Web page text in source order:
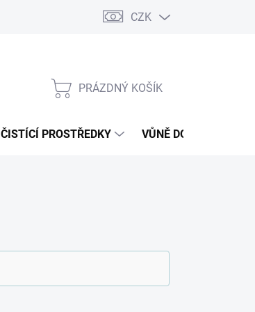
CZK
NÁKUPNÍ
PRÁZDNÝ KOŠÍK
ČISTÍCÍ PROSTŘEDKY VŮNĚ DO VODNÍCH